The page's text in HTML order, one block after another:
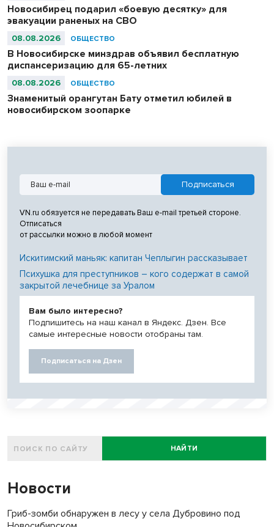
Новосибирец подарил «боевую десятку» для
эвакуации раненых на СВО
08.08.2026 ОБЩЕСТВО
В Новосибирске минздрав объявил бесплатную
диспансеризацию для 65-летних
08.08.2026 ОБЩЕСТВО
Знаменитый орангутан Бату отметил юбилей в
новосибирском зоопарке
VN.ru обязуется не передавать Ваш e-mail третьей стороне.
Отписаться
от рассылки можно в любой момент
Искитимский маньяк: капитан Чеплыгин рассказывает
Психушка для преступников – кого содержат в самой
закрытой лечебнице за Уралом
Вам было интересно?
Подпишитесь на наш канал в Яндекс. Дзен. Все
самые интересные новости отобраны там.
Подписаться на Дзен
НАЙТИ
Новости
Гриб-зомби обнаружен в лесу у села Дубровино под